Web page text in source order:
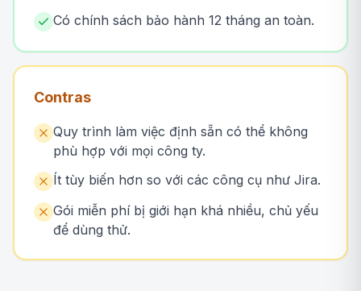
Có chính sách bảo hành 12 tháng an toàn.
Contras
Quy trình làm việc định sẵn có thể không
phù hợp với mọi công ty.
Ít tùy biến hơn so với các công cụ như Jira.
Gói miễn phí bị giới hạn khá nhiều, chủ yếu
để dùng thử.